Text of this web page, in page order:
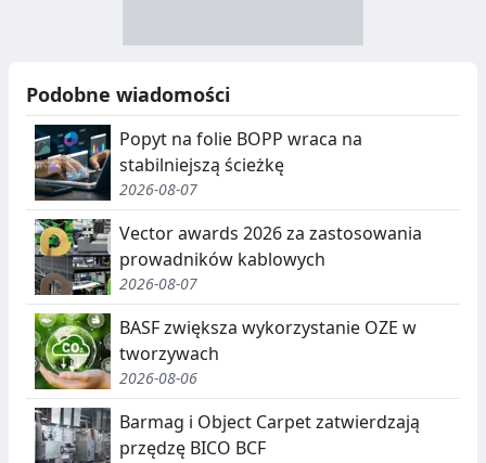
N
I
E
,
S
E
G
R
E
G
A
B
U
C
J
A
Podobne wiadomości
Popyt na folie BOPP wraca na
stabilniejszą ścieżkę
2026-08-07
Vector awards 2026 za zastosowania
prowadników kablowych
2026-08-07
BASF zwiększa wykorzystanie OZE w
tworzywach
2026-08-06
Barmag i Object Carpet zatwierdzają
przędzę BICO BCF